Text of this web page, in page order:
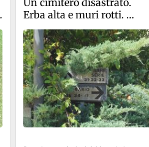
Erba alta e muri rotti.
Tavernelle chiede aiuto:
"Grave carenza di pulizia"